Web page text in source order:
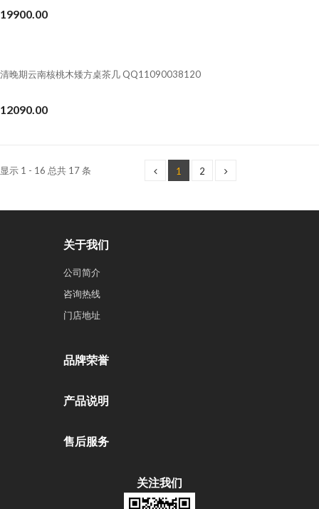
19900.00
清晚期云南核桃木矮方桌茶几 QQ11090038120
12090.00
显示 1 - 16 总共 17 条 1 2
关于我们
公司简介
咨询热线
门店地址
品牌荣誉
产品说明
售后服务
关注我们